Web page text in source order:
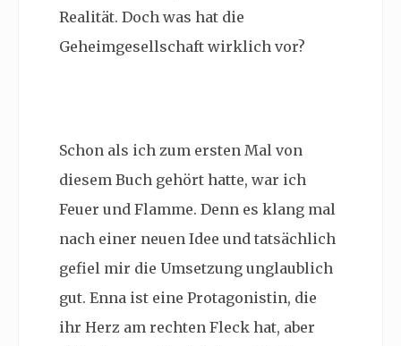
Realität. Doch was hat die
Geheimgesellschaft wirklich vor?
Schon als ich zum ersten Mal von
diesem Buch gehört hatte, war ich
Feuer und Flamme. Denn es klang mal
nach einer neuen Idee und tatsächlich
gefiel mir die Umsetzung unglaublich
gut. Enna ist eine Protagonistin, die
ihr Herz am rechten Fleck hat, aber